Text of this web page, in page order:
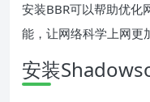
安装BBR可以帮助优化
能，让网络科学上网更
安装